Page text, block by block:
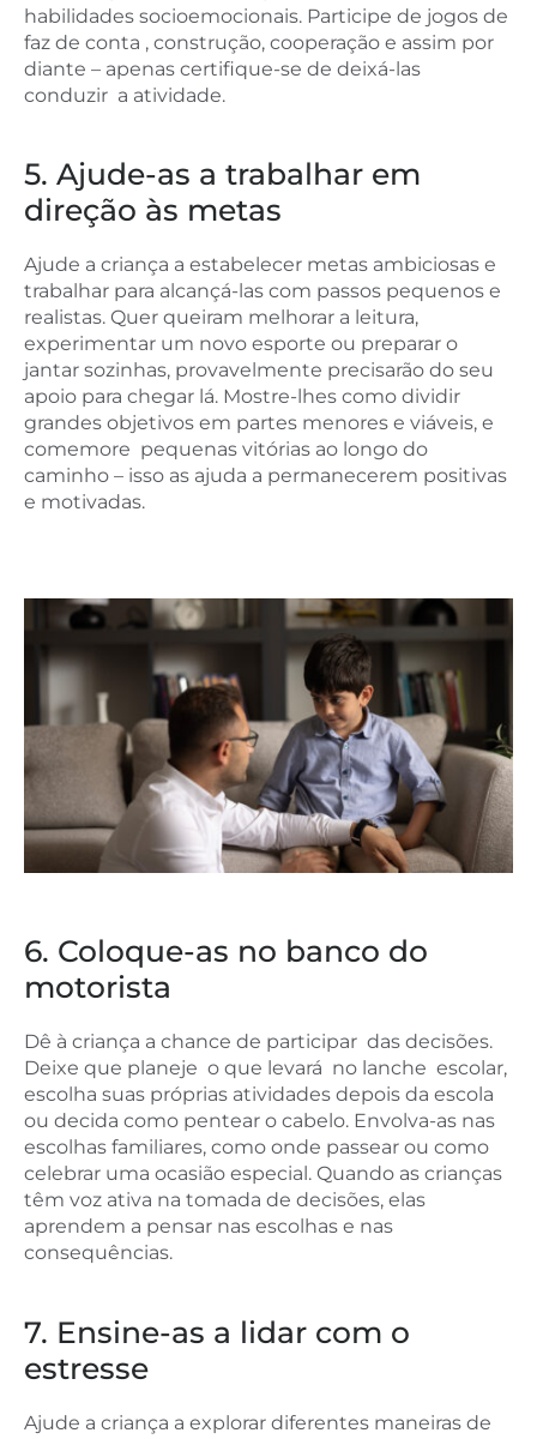
habilidades socioemocionais. Participe de jogos de
faz de conta , construção, cooperação e assim por
diante – apenas certifique-se de deixá-las
conduzir a atividade.
5. Ajude-as a trabalhar em
direção às metas
Ajude a criança a estabelecer metas ambiciosas e
trabalhar para alcançá-las com passos pequenos e
realistas. Quer queiram melhorar a leitura,
experimentar um novo esporte ou preparar o
jantar sozinhas, provavelmente precisarão do seu
apoio para chegar lá. Mostre-lhes como dividir
grandes objetivos em partes menores e viáveis, e
comemore pequenas vitórias ao longo do
caminho – isso as ajuda a permanecerem positivas
e motivadas.
6. Coloque-as no banco do
motorista
Dê à criança a chance de participar das decisões.
Deixe que planeje o que levará no lanche escolar,
escolha suas próprias atividades depois da escola
ou decida como pentear o cabelo. Envolva-as nas
escolhas familiares, como onde passear ou como
celebrar uma ocasião especial. Quando as crianças
têm voz ativa na tomada de decisões, elas
aprendem a pensar nas escolhas e nas
consequências.
7. Ensine-as a lidar com o
estresse
Ajude a criança a explorar diferentes maneiras de